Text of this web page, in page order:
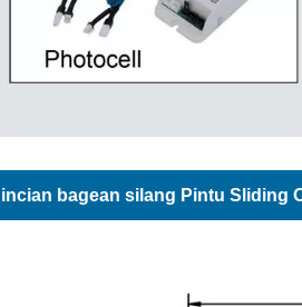
bagean silang Pintu Sliding